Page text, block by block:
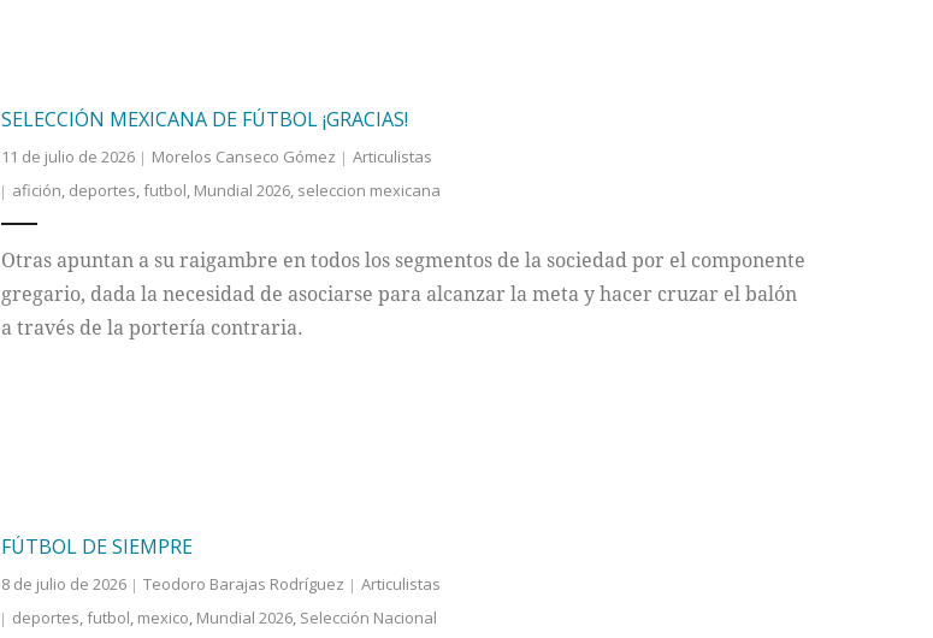
SELECCIÓN MEXICANA DE FÚTBOL ¡GRACIAS!
11 de julio de 2026 Morelos Canseco Gómez
Articulistas
afición deportes futbol Mundial 2026, seleccion mexicana
Otras apuntan a su raigambre en todos los segmentos de la sociedad por el componente
gregario, dada la necesidad de asociarse para alcanzar la meta y hacer cruzar el balón
a través de la portería contraria.
FÚTBOL DE SIEMPRE
8 de julio de 2026 Teodoro Barajas Rodríguez
Articulistas
deportes,futbol, mexico, Mundial 2026, Selección Nacional